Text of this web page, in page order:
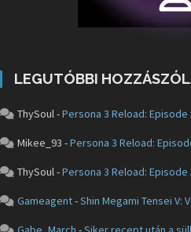
LEGUTÓBBI
ThySoul-Persona 3 Reload:
Mikee_93 -Persona 3 Reload:
ThySoul-Persona 3 Reload:
Gameagent-Shin Megami Tensei V: